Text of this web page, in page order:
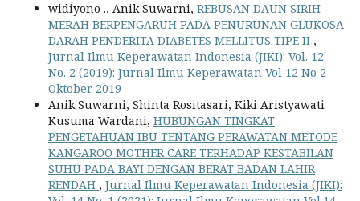
widiyono ., Anik Suwarni, REBUSAN DAUN SIRIH
MERAH BERPENGARUH PADA PENURUNAN GLUKOSA
DARAH PENDERITA DIABETES MELLITUS TIPE II ,
Jurnal Ilmu Keperawatan Indonesia (JIKI): Vol. 12
No. 2 (2019): Jurnal Ilmu Keperawatan Vol 12 No 2
Oktober 2019
Anik Suwarni, Shinta Rositasari, Kiki Aristyawati
Kusuma Wardani, HUBUNGAN TINGKAT
PENGETAHUAN IBU TENTANG PERAWATAN METODE
KANGAROO MOTHER CARE TERHADAP KESTABILAN
SUHU PADA BAYI DENGAN BERAT BADAN LAHIR
RENDAH , Jurnal Ilmu Keperawatan Indonesia (JIKI):